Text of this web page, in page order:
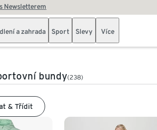
Newsletterem
a zahrada Sport Slevy Více
bundy(238)
& Třídit